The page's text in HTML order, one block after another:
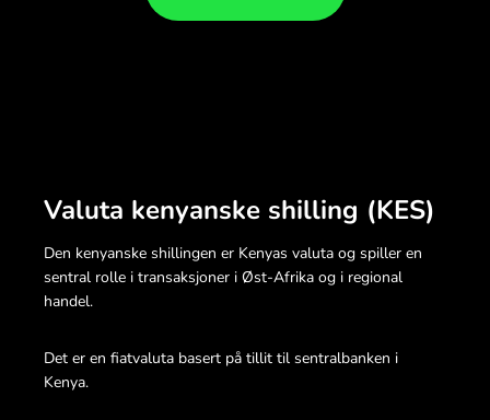
Valuta kenyanske shilling (KES)
Den kenyanske shillingen er Kenyas valuta og spiller en
sentral rolle i transaksjoner i Øst-Afrika og i regional
handel.
Det er en fiatvaluta basert på tillit til sentralbanken i
Kenya.